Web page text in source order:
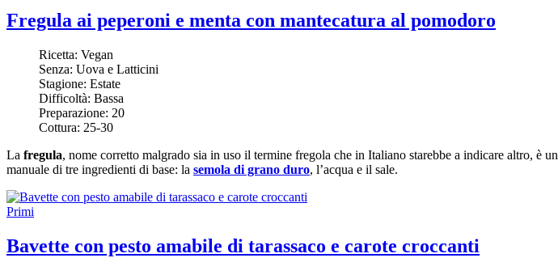
Fregula ai peperoni e menta con mantecatura al pomodoro
Ricetta: Vegan
Senza: Uova e Latticini
Stagione: Estate
Difficoltà: Bassa
Preparazione: 20
Cottura: 25-30
La fregula, nome corretto malgrado sia in uso il termine fregola che in Italiano starebbe a indicare altro, è un
manuale di tre ingredienti di base: la semola di grano duro, l’acqua e il sale.
Primi
Bavette con pesto amabile di tarassaco e carote croccanti